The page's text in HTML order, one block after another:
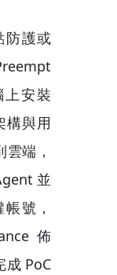
防護或
安裝
構與用
端，
並
號，
佈
成 PoC